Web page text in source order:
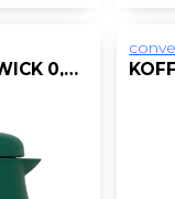
THERMOSKAN PICKWICK 0,9L THEE ZILV/GR